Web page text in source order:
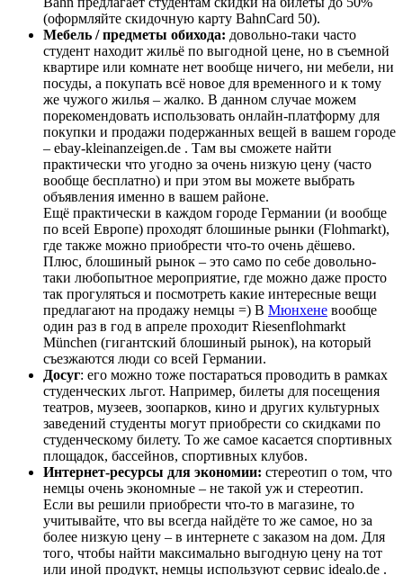
(оформляйте скидочную карту BahnCard 50).
Мебель / предметы обихода: довольно-таки часто
студент находит жильё по выгодной цене, но в съемной
квартире или комнате нет вообще ничего, ни мебели, ни
посуды, а покупать всё новое для временного и к тому
же чужого жилья – жалко. В данном случае можем
порекомендовать использовать онлайн-платформу для
покупки и продажи подержанных вещей в вашем городе
– ebay-kleinanzeigen.de . Там вы сможете найти
практически что угодно за очень низкую цену (часто
вообще бесплатно) и при этом вы можете выбрать
объявления именно в вашем районе.
Ещё практически в каждом городе Германии (и вообще
по всей Европе) проходят блошиные рынки (Flohmarkt),
где также можно приобрести что-то очень дёшево.
Плюс, блошиный рынок – это само по себе довольно-
таки любопытное мероприятие, где можно даже просто
так прогуляться и посмотреть какие интересные вещи
предлагают на продажу немцы =) В Мюнхене вообще
один раз в год в апреле проходит Riesenflohmarkt
München (гигантский блошиный рынок), на который
съезжаются люди со всей Германии.
Досуг: его можно тоже постараться проводить в рамках
студенческих льгот. Например, билеты для посещения
театров, музеев, зоопарков, кино и других культурных
заведений студенты могут приобрести со скидками по
студенческому билету. То же самое касается спортивных
площадок, бассейнов, спортивных клубов.
Интернет-ресурсы для экономии: стереотип о том, что
немцы очень экономные – не такой уж и стереотип.
Если вы решили приобрести что-то в магазине, то
учитывайте, что вы всегда найдёте то же самое, но за
более низкую цену – в интернете с заказом на дом. Для
того, чтобы найти максимально выгодную цену на тот
или иной продукт, немцы используют сервис idealo.de .